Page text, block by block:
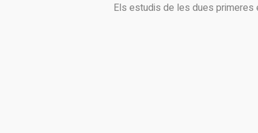
Els estudis de les dues primeres